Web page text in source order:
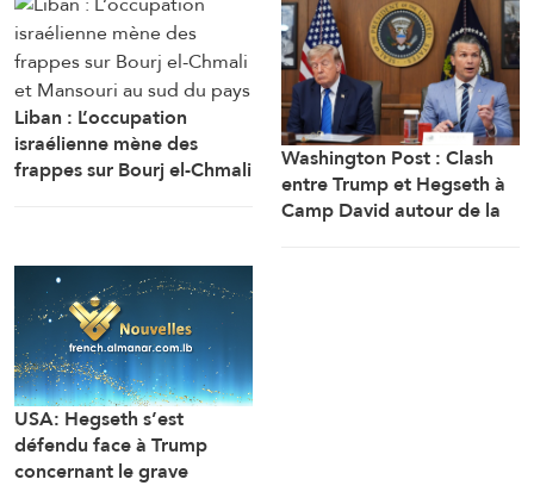
Liban : L’occupation
israélienne mène des
frappes sur Bourj el-Chmali Washington Post : Clash
entre Trump et Hegseth à
Camp David autour de la
USA: Hegseth s’est
défendu face à Trump
concernant le grave